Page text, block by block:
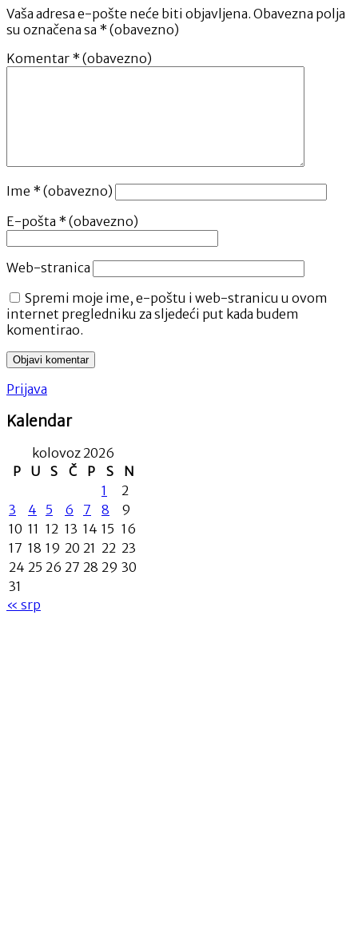
Vaša adresa e-pošte neće biti objavljena. Obavezna polja
su označena sa * (obavezno)
Komentar * (obavezno)
Ime * (obavezno)
E-pošta * (obavezno)
Web-stranica
Spremi moje ime, e-poštu i web-stranicu u ovom
internet pregledniku za sljedeći put kada budem
komentirao.
Prijava
Kalendar
kolovoz 2026
P
U S Č P S
N
1
2
3
4 5 6 7 8
9
10 11 12 13 14 15 16
17 18 19 20 21 22 23
24 25 26 27 28 29 30
31
« srp